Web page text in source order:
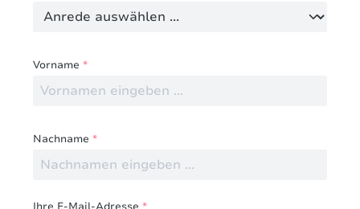
Vorname *
Nachname *